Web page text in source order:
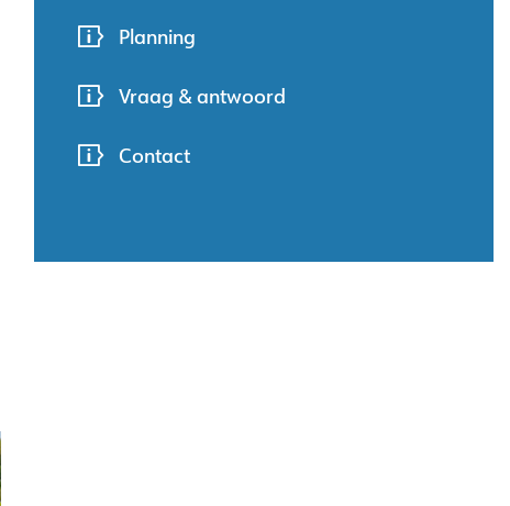
Planning
Vraag & antwoord
Contact